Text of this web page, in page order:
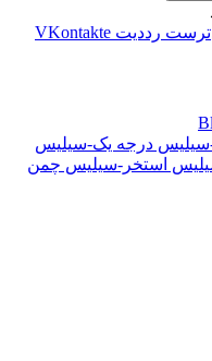
‫رددیت ‫VKontakte
سیلیس درجه یک-سیلیس
استخر-سیلیس چمن